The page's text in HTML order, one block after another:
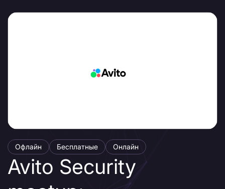
Офлайн Бесплатные Онлайн
Avito Security